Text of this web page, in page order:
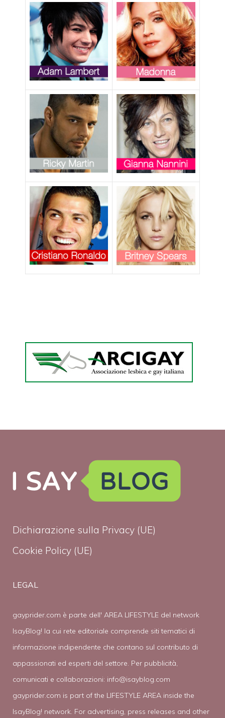
Dichiarazione sulla Privacy (UE)
Cookie Policy (UE)
LEGAL
gayprider.com è parte dell' AREA LIFESTYLE del network
IsayBlog! la cui rete editoriale comprende siti tematici di
informazione indipendente che contano sul contributo di
appassionati ed esperti del settore. Per pubblicità,
comunicati e collaborazioni: info@isayblog.com
gayprider.com is part of the LIFESTYLE AREA inside the
IsayBlog! network. For advertising, press releases and other